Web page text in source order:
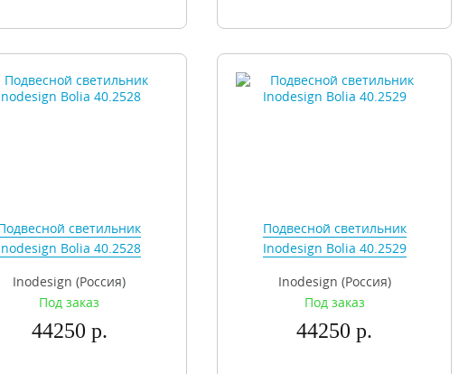
светильник
Bolia 40.2528
Inodesign (Россия)
Под заказ
44250 р.
Подвесной светильник
Inodesign Bolia 40.2529
Inodesign (Россия)
Под заказ
44250 р.